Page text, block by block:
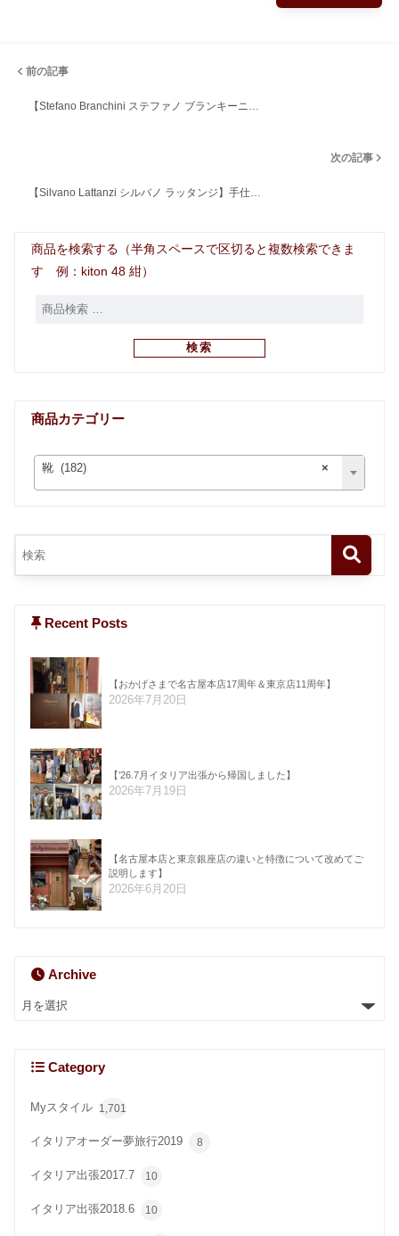
前の記事
【Stefano Branchini ステファノ ブランキーニ…
次の記事
【Silvano Lattanzi シルバノ ラッタンジ】手仕…
商品を検索する（半角スペースで区切ると複数検索できま
す 例：kiton 48 紺）
検索
商品カテゴリー
×
靴 (182)
Recent Posts
【おかげさまで名古屋本店17周年＆東京店11周年】
2026年7月20日
【’26.7月イタリア出張から帰国しました】
2026年7月19日
【名古屋本店と東京銀座店の違いと特徴について改めてご
説明します】
2026年6月20日
Archive
Category
Myスタイル 1,701
イタリアオーダー夢旅行2019 8
イタリア出張2017.7 10
イタリア出張2018.6 10